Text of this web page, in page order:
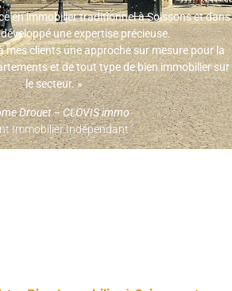
en immobilier traditionnel à Soissons et dans
développé une expertise précieuse.
mes clients une approche sur mesure pour la
et de tout type de bien immobilier sur
le secteur. »
Drouet – CLOVIS immo
Immobilier Indépendant